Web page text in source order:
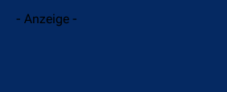
- Anzeige -